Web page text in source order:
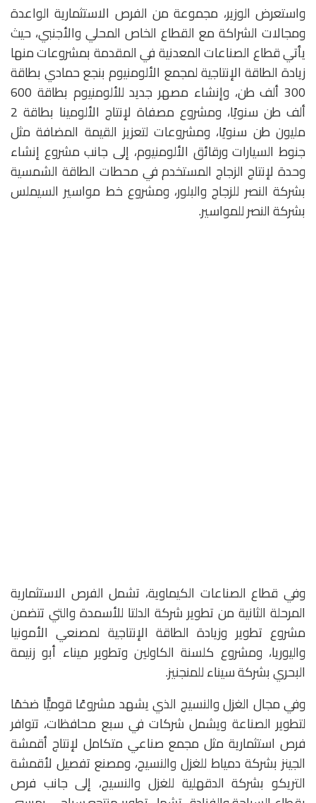
واستعرض الوزير، مجموعة من الفرص الاستثمارية الواعدة
ومجالات الشراكة مع القطاع الخاص المحلي والأجنبي، حيث
يأتي قطاع الصناعات المعدنية في المقدمة بمشروعات منها
زيادة الطاقة الإنتاجية لمجمع الألومنيوم بنجع حمادي بطاقة
300 ألف طن، وإنشاء مصهر جديد للألومنيوم بطاقة 600
ألف طن سنويًا، ومشروع مصفاة لإنتاج الألومينا بطاقة 2
مليون طن سنويًا، ومشروعات لتعزيز القيمة المضافة مثل
جنوط السيارات ورقائق الألومنيوم، إلى جانب مشروع إنشاء
وحدة لإنتاج الزجاج المستخدم في محطات الطاقة الشمسية
بشركة النصر للزجاج والبلور، ومشروع خط مواسير السيملس
بشركة النصر للمواسير.
وفي قطاع الصناعات الكيماوية، تشمل الفرص الاستثمارية
المرحلة الثانية من تطوير شركة الدلتا للأسمدة والتي تتضمن
مشروع تطوير وزيادة الطاقة الإنتاجية لمصنعي الأمونيا
واليوريا، ومشروع كلسنة الكاولين وتطوير ميناء أبو زنيمة
البحري بشركة سيناء للمنجنيز.
وفي مجال الغزل والنسيج الذي يشهد مشروعًا قوميًّا ضخمًا
لتطوير الصناعة ويشمل شركات في سبع محافظات، تتوافر
فرص استثمارية مثل مجمع صناعي متكامل لإنتاج أقمشة
الجينز بشركة دمياط للغزل والنسيج، ومصنع تفصيل لأقمشة
التريكو بشركة الدقهلية للغزل والنسيج، إلى جانب فرص